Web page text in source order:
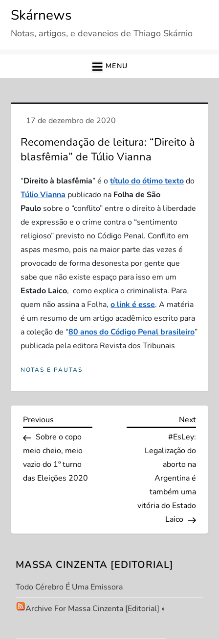
content
Skárnews
Notas, artigos, e devaneios de Thiago Skárnio
MENU
Recomendação de leitura: “Direito à
blasfêmia” de Túlio Vianna
“Direito à blasfêmia” é otítulo do ótimo textodo
Túlio Vianna publicado na Folha de São
Paulo sobre o “conflito” entre o direito à liberdade
de expressão e o crime contra o “sentimento
religioso” previsto no Código Penal. Conflito em
aspas mesmo, pois na maior parte das vezes é
provocado de forma desonesta por gente que
sabe que não existe espaço para isso em um
Estado Laico, como explica o criminalista. Para
quem não assina a Folha,o link é esse. A matéria
é um resumo de um artigo acadêmico escrito para
a coleção de “80 anos do Código Penal brasileiro”
publicada pela editora Revista dos Tribunais
NOTAS E PAUTAS
N
a
v
a
ç
ã
o
Previous
Post
Previous
Sobre o copo
meio cheio, meio
vazio do 1º turno
das Eleições 2020
Next
Post
Next
#EsLey:
Legalização do
aborto na
Argentina é
também uma
vitória do Estado
Laico
MASSA CINZENTA [EDITORIAL]
Todo Cérebro É Uma Emissora
Archive For Massa Cinzenta [Editorial] »